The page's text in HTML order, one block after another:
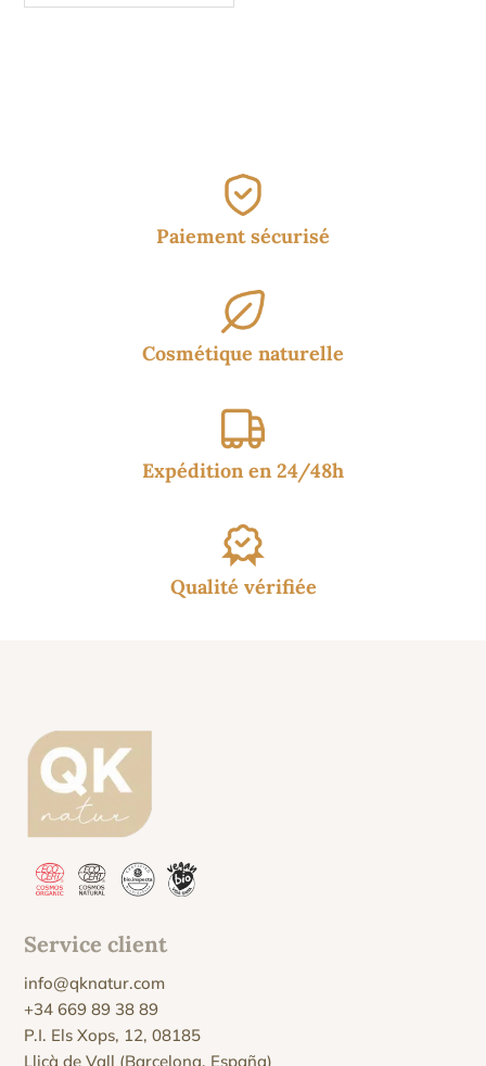
Paiement sécurisé
Cosmétique naturelle
Expédition en 24/48h
Qualité vérifiée
Service client
info@qknatur.com
+34 669 89 38 89
P.I. Els Xops, 12, 08185
Lliçà de Vall (Barcelona, España)